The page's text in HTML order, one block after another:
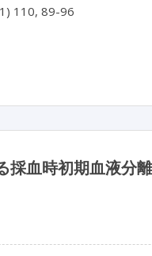
110, 89-96
採血時初期血液分